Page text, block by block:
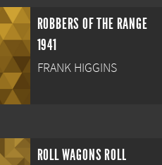
ROBBERS OF THE RANGE
1941
FRANK HIGGINS
ROLL WAGONS ROLL